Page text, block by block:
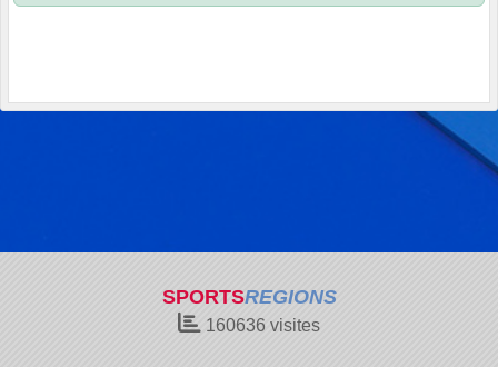
SPORTSREGIONS
160636 visites